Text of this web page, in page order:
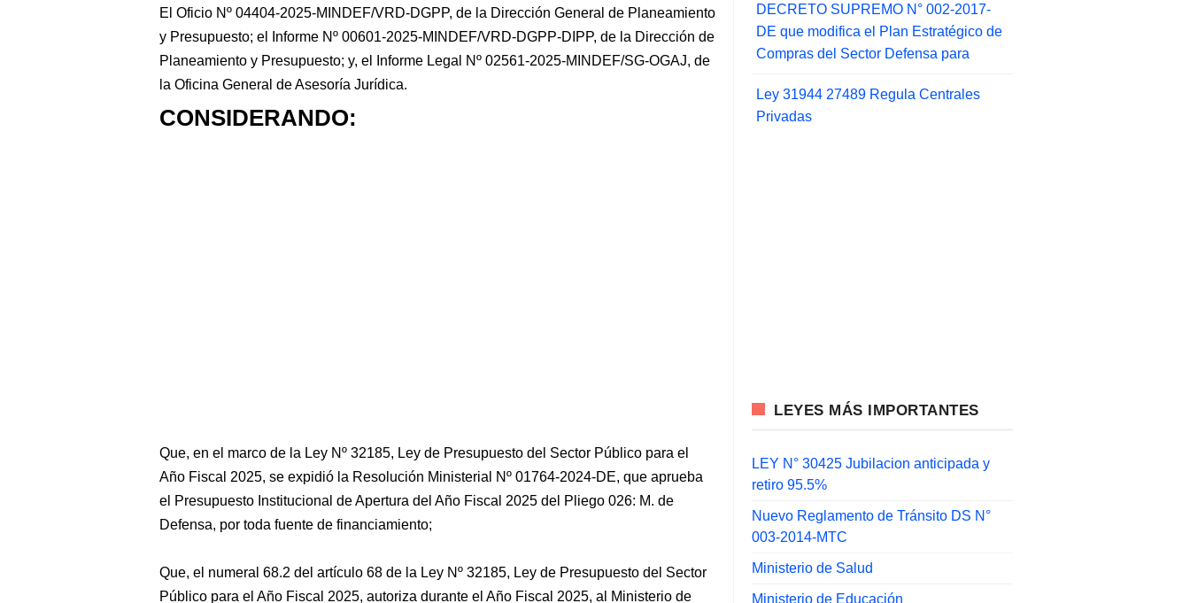
El Oficio Nº 04404-2025-MINDEF/VRD-DGPP, de la Dirección General de Planeamiento
y Presupuesto; el Informe Nº 00601-2025-MINDEF/VRD-DGPP-DIPP, de la Dirección de
Planeamiento y Presupuesto; y, el Informe Legal Nº 02561-2025-MINDEF/SG-OGAJ, de
la Oficina General de Asesoría Jurídica.
CONSIDERANDO:
Que, en el marco de la Ley Nº 32185, Ley de Presupuesto del Sector Público para el
Año Fiscal 2025, se expidió la Resolución Ministerial Nº 01764-2024-DE, que aprueba
el Presupuesto Institucional de Apertura del Año Fiscal 2025 del Pliego 026: M. de
Defensa, por toda fuente de financiamiento;
Que, el numeral 68.2 del artículo 68 de la Ley Nº 32185, Ley de Presupuesto del Sector
Público para el Año Fiscal 2025, autoriza durante el Año Fiscal 2025, al Ministerio de
DECRETO SUPREMO N° 002-2017-
DE que modifica el Plan Estratégico de
Compras del Sector Defensa para
Ley 31944 27489 Regula Centrales
Privadas
LEYES MÁS IMPORTANTES
LEY N° 30425 Jubilacion anticipada y
retiro 95.5%
Nuevo Reglamento de Tránsito DS N°
003-2014-MTC
Ministerio de Salud
Ministerio de Educación